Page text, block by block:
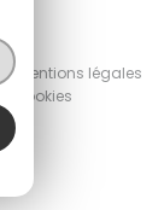
Mentions légales
Cookies